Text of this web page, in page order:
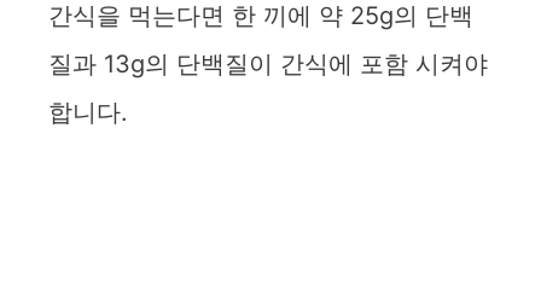
간식을 먹는다면 한 끼에 약 25g의 단백
질과 13g의 단백질이 간식에 포함 시켜야
합니다.